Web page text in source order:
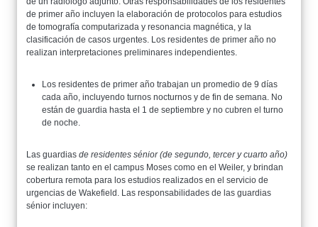
de primer año incluyen la elaboración de protocolos para estudios
de tomografía computarizada y resonancia magnética, y la
clasificación de casos urgentes. Los residentes de primer año no
realizan interpretaciones preliminares independientes.
Los residentes de primer año trabajan un promedio de 9 días
cada año, incluyendo turnos nocturnos y de fin de semana. No
están de guardia hasta el 1 de septiembre y no cubren el turno
de noche.
Las guardias de residentes sénior (de segundo, tercer y cuarto año)
se realizan tanto en el campus Moses como en el Weiler, y brindan
cobertura remota para los estudios realizados en el servicio de
urgencias de Wakefield. Las responsabilidades de las guardias
sénior incluyen: